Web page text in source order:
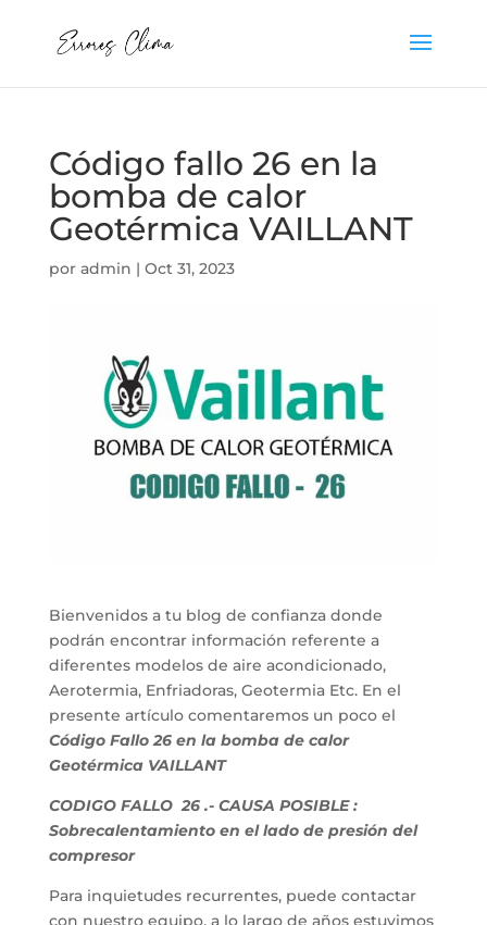
Código fallo 26 en la
bomba de calor
Geotérmica VAILLANT
por admin | Oct 31, 2023
Bienvenidos a tu blog de confianza donde
podrán encontrar información referente a
diferentes modelos de aire acondicionado,
Aerotermia, Enfriadoras, Geotermia Etc. En el
presente artículo comentaremos un poco el
Código Fallo 26 en la bomba de calor
Geotérmica VAILLANT
CODIGO FALLO 26 .- CAUSA POSIBLE :
Sobrecalentamiento en el lado de presión del
compresor
Para inquietudes recurrentes, puede contactar
con nuestro equipo, a lo largo de años estuvimos